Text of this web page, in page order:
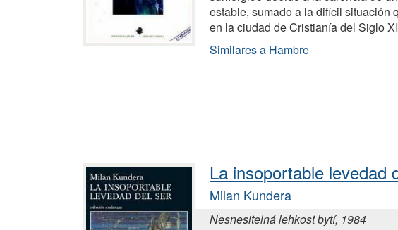
estable, sumado a la difícil situación
en la ciudad de Cristianía del Siglo
Similares a Hambre
La insoportable levedad
Milan Kundera
Nesnesitelná lehkost bytí, 1984